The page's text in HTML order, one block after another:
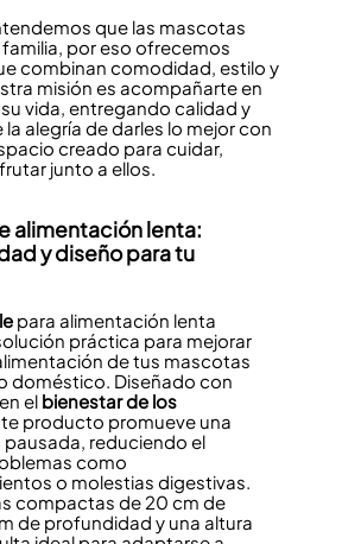
que las mascotas
por eso ofrecemos
combinan comodidad, estilo y
misión es acompañarte en
vida, entregando calidad y
alegría de darles lo mejor con
creado para cuidar,
junto a ellos.
alimentación lenta:
y diseño para tu
para alimentación lenta
práctica para mejorar
de tus mascotas
doméstico. Diseñado con
el bienestar de los
producto promueve una
pausada, reduciendo el
como
o molestias digestivas.
compactas de 20 cm de
de profundidad y una altura